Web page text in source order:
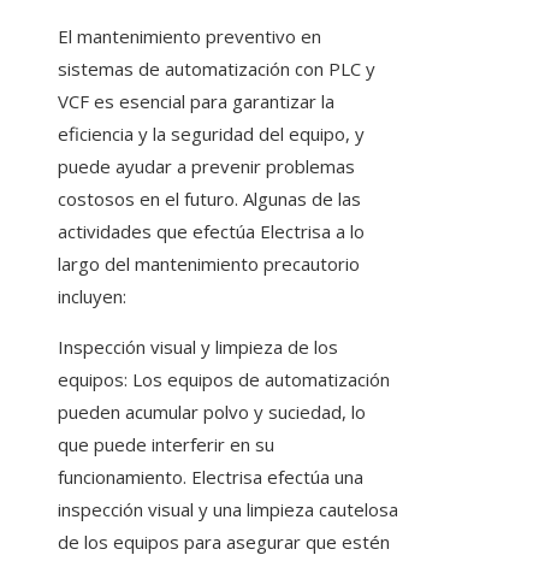
El mantenimiento preventivo en
sistemas de automatización con PLC y
VCF es esencial para garantizar la
eficiencia y la seguridad del equipo, y
puede ayudar a prevenir problemas
costosos en el futuro. Algunas de las
actividades que efectúa Electrisa a lo
largo del mantenimiento precautorio
incluyen:
Inspección visual y limpieza de los
equipos: Los equipos de automatización
pueden acumular polvo y suciedad, lo
que puede interferir en su
funcionamiento. Electrisa efectúa una
inspección visual y una limpieza cautelosa
de los equipos para asegurar que estén